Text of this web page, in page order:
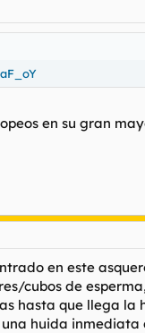
en su gran
en este
cubos de
hasta que llega
huida inmediata